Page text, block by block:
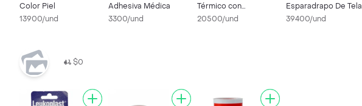
Color Piel
13900/und
Adhesiva Médica
3300/und
Térmico con
Capsaicina
20500/und
Esparadrapo De Tela
39400/und
$0